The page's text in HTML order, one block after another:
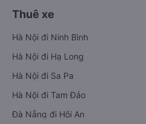
Thuê xe
Hà Nội đi Ninh Bình
Hà Nội đi Hạ Long
Hà Nội đi Sa Pa
Hà Nội đi Tam Đảo
Đà Nẵng đi Hội An